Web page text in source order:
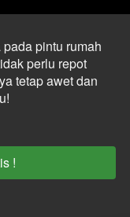
pada pintu rumah
perlu repot
tetap awet dan
!